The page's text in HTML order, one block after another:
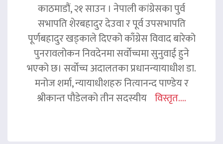
काठमाडौं, २१ साउन । नेपाली कांग्रेसका पुर्व
सभापति शेरबहादुर देउवा र पूर्व उपसभापति
पूर्णबहादुर खड्काले दिएको काँग्रेस विवाद बारेको
पुनरावलोकन निवदेनमा सर्वोच्चमा सुनुवाई हुने
भएको छ। सर्वोच्च अदालतका प्रधानन्यायाधीश डा.
मनोज शर्मा, न्यायाधीशहरु नित्यानन्द पाण्डेय र
श्रीकान्त पौडेलको तीन सदस्यीय विस्तृत....